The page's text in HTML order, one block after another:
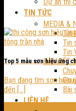
TIN TỨC
MEDIA &
Tin
Tin
Tin
BÀI VIẾT
Bài
LIÊN HỆ
Top 5 mẫu sơn hiệu ứng
Bạn đang tìm sơn hiệu
đến [...]